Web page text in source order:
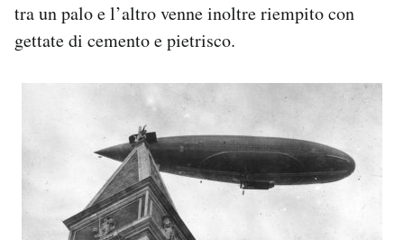
tra un palo e l’altro venne inoltre riempito con
gettate di cemento e pietrisco.